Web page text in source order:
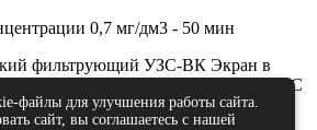
0,7 мг/дм3 - 50 мин
фильтрующий УЗС-ВК Экран в
по низкой цене. Противогаз УЗС
и противогаз УЗС ВК с фильтром ВК
файлы для улучшения работы сайта.
сайт, вы соглашаетесь с нашей